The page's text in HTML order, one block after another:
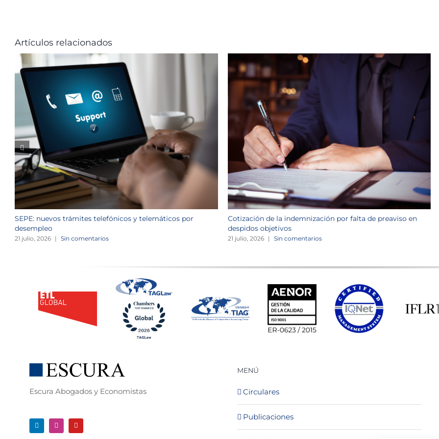
Artículos relacionados
SEPE: nuevos trámites telefónicos y telemáticos por
desempleo
21 julio, 2026 | Sin comentarios
Cotización de la indemnización por falta de preaviso en
despidos objetivos
21 julio, 2026 | Sin comentarios
Escura Abogados y Economistas
MENÚ
Circulares
Publicaciones